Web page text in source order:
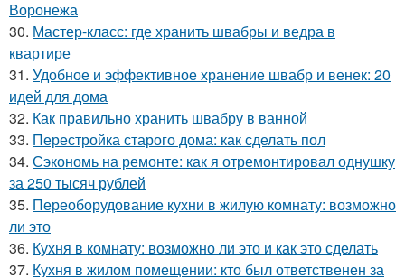
Воронежа
30. Мастер-класс: где хранить швабры и ведра в
квартире
31. Удобное и эффективное хранение швабр и венек: 20
идей для дома
32. Как правильно хранить швабру в ванной
33. Перестройка старого дома: как сделать пол
34. Сэкономь на ремонте: как я отремонтировал однушку
за 250 тысяч рублей
35. Переоборудование кухни в жилую комнату: возможно
ли это
36. Кухня в комнату: возможно ли это и как это сделать
37. Кухня в жилом помещении: кто был ответственен за